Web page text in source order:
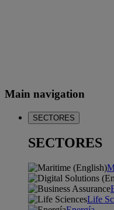
Main navigation
SECTORES
SECTORES
Life